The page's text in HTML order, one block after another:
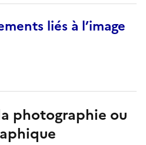
liés à l’image
photographie ou